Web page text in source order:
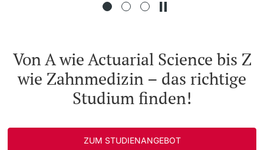
Fördernde & Alumni
Von A wie Actuarial Science bis Z
wie Zahnmedizin – das richtige
Studium finden!
ZUM STUDIENANGEBOT